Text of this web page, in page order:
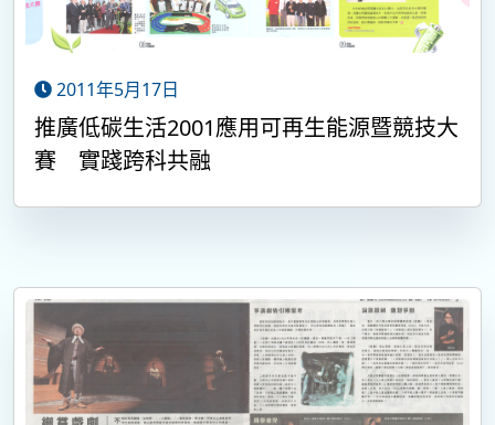
2011年5月17日
推廣低碳生活2001應用可再生能源暨競技大
賽 實踐跨科共融